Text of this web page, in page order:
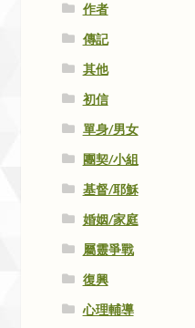
作者
傳記
其他
初信
單身/男女
團契/小組
基督/耶穌
婚姻/家庭
屬靈爭戰
復興
心理輔導